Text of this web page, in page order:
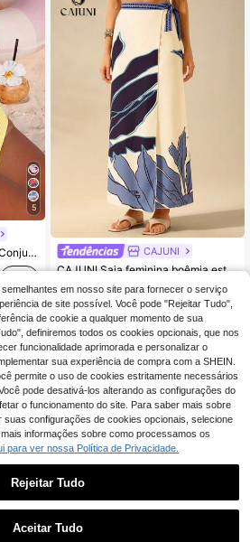
5
à Frente para Mulher CAJUNI
CAJUNI Saia feminina boêmia estampa tropical azul, saia envolvente, casual para férias, praia, verão
12 ,37€
Envio Rápido
em nosso site para fornecer o serviço
de site possível. Você pode "Rejeitar Tudo",
de cookie a qualquer momento de sua
definiremos todos os cookies opcionais, que nos
funcionalidade aprimorada e personalizar o
sua experiência de compra com a SHEIN.
permite o uso de cookies estritamente necessários
pode desativá-los alterando as configurações do
o funcionamento do site. Para saber mais sobre
configurações de cookies opcionais, selecione
informações sobre como processamos os
para ver nossa Política de Privacidade.
Rejeitar Tudo
Aceitar Tudo